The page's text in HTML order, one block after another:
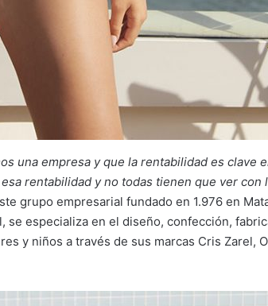
una empresa y que la rentabilidad es clave
rentabilidad y no todas tienen que ver con
grupo empresarial fundado en 1.976 en
se especializa en el diseño, confección,
y niños a través de sus marcas Cris Zarel,